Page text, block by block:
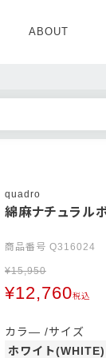
OUTER
OUTER
ABOUT
quadro
綿麻ナチュラル
商品番号 Q316024
¥15,950
¥12,760税込
カラ―
サイズ
ホワイト(WHITE)